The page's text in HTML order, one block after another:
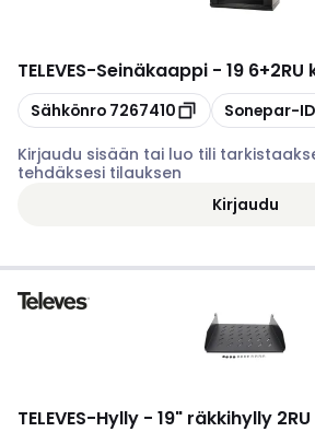
TELEVES-Seinäkaappi - 19
Kopioi
Sähkönro 7267410 Kopioi
Sonepar-ID
Kirjaudu sisään tai luo tili
tehdäksesi tilauksen
Kirjaudu
TELEVES-Hylly - 19" räkkihylly 2RU